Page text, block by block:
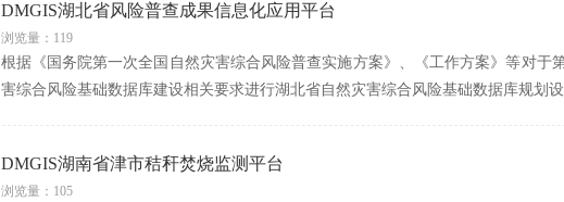
DMGIS湖北省风险普查成果信息化应用平台
浏览量：119
根据《国务院第一次全国自然灾害综合风险普查实施方案》、《工作方案》等对于
害综合风险基础数据库建设相关要求进行湖北省自然灾害综合风险基础数据库规划
DMGIS湖南省津市秸秆焚烧监测平台
浏览量：105